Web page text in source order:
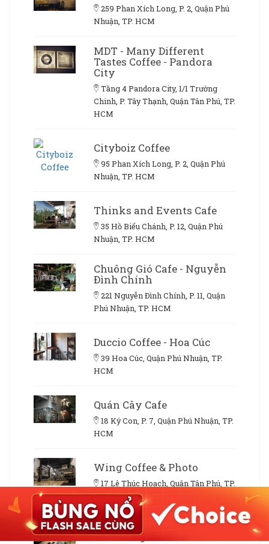
259 Phan Xích Long, P. 2, Quận Phú
Nhuận, TP. HCM
MDT - Many Different
Tastes Coffee - Pandora
City
Tầng 4 Pandora City, 1/1 Trường
Chinh, P. Tây Thạnh, Quận Tân Phú, TP.
HCM
Cityboiz Coffee
95 Phan Xích Long, P. 2, Quận Phú
Nhuận, TP. HCM
Thinks and Events Cafe
35 Hồ Biểu Chánh, P. 12, Quận Phú
Nhuận, TP. HCM
Chuông Gió Cafe - Nguyễn
Đình Chính
221 Nguyễn Đình Chính, P. 11, Quận
Phú Nhuận, TP. HCM
Duccio Coffee - Hoa Cúc
39 Hoa Cúc, Quận Phú Nhuận, TP.
HCM
Quán Cây Cafe
18 Ký Con, P. 7, Quận Phú Nhuận, TP.
HCM
Wing Coffee & Photo
17 Lê Thúc Hoạch, Quận Tân Phú, TP.
HCM
Hurom Juice Cafe - Phan
Xích Long